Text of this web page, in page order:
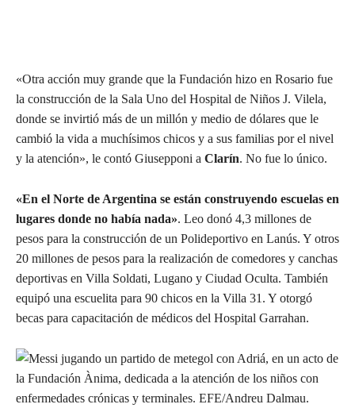
«Otra acción muy grande que la Fundación hizo en Rosario fue
la construcción de la Sala Uno del Hospital de Niños J. Vilela,
donde se invirtió más de un millón y medio de dólares que le
cambió la vida a muchísimos chicos y a sus familias por el nivel
y la atención», le contó Giusepponi a Clarín. No fue lo único.
«En el Norte de Argentina se están construyendo escuelas en
lugares donde no había nada». Leo donó 4,3 millones de
pesos para la construcción de un Polideportivo en Lanús. Y otros
20 millones de pesos para la realización de comedores y canchas
deportivas en Villa Soldati, Lugano y Ciudad Oculta. También
equipó una escuelita para 90 chicos en la Villa 31. Y otorgó
becas para capacitación de médicos del Hospital Garrahan.